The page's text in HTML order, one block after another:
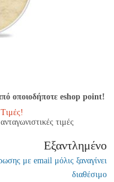
οποιοδήποτε eshop point!
τιμές
Εξαντλημένο
με email μόλις ξαναγίνει
διαθέσιμο